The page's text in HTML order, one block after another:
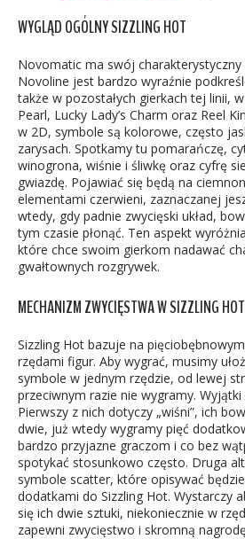
WYGLĄD OGÓLNY SIZZLING HOT
Novomatic ma swój
Novoline jest bardzo wyraźnie
także w pozostałych gierkach tej linii,
Pearl, Lucky Lady’s Charm oraz Reel
w 2D, symbole są kolorowe, często
zarysach. Spotkamy tu pomarańczę,
winogrona, wiśnie i śliwkę oraz cyfrę
gwiazdę. Pojawiać się będą na
elementami czerwieni, zaznaczanej
wtedy, gdy padnie zwycięski układ,
tym czasie płonąć. Ten aspekt
które chce swoim gierkom nadawać
gwałtownych rozgrywek.
MECHANIZM ZWYCIĘSTWA W SIZZLING HOT
Sizzling Hot bazuje na
rzędami figur. Aby wygrać, musimy
symbole w jednym rzędzie, od lewej
przeciwnym razie nie wygramy. Wyjątki
Pierwszy z nich dotyczy „wiśni”, ich
dwie, już wtedy wygramy pięć
bardzo przyjazne graczom i co bez
spotykać stosunkowo często. Druga
symbole scatter, które opisywać
dodatkami do Sizzling Hot. Wystarczy
się ich dwie sztuki, niekoniecznie w
zapewni zwycięstwo i skromną